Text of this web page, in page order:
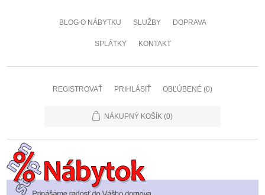
BLOG O NÁBYTKU SLUŽBY DOPRAVA
SPLÁTKY KONTAKT
REGISTROVAŤ PRIHLÁSIŤ OBĽÚBENÉ (0)
NÁKUPNÝ KOŠÍK (0)